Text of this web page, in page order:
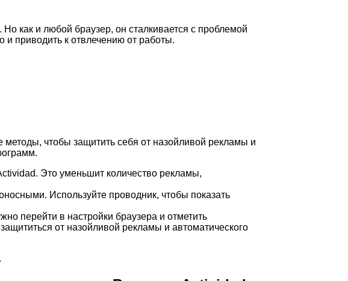
как и любой браузер, он сталкивается с проблемой
и приводить к отвлечению от работы.
методы, чтобы защитить себя от назойливой рекламы и
Это уменьшит количество рекламы,
Используйте проводник, чтобы показать
перейти в настройки браузера и отметить
от назойливой рекламы и автоматического